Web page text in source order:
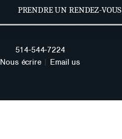
PRENDRE UN RENDEZ-VOUS
514-544-7224
Nous écrire| Email us